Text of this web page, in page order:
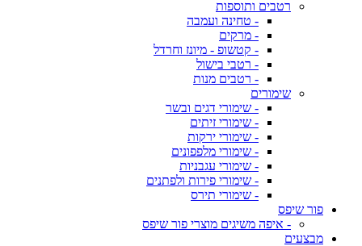
רטבים ותוספות
- טחינה ועמבה
- מרקים
- קטשופ - מיונז וחרדל
- רטבי בישול
- רטבים מנות
שימורים
- שימורי דגים ובשר
- שימורי זיתים
- שימורי ירקות
- שימורי מלפפונים
- שימורי עגבניות
- שימורי פירות ולפתנים
- שימורי תירס
פור שיפס
- איפה משיגים מוצרי פור שיפס
מבצעים